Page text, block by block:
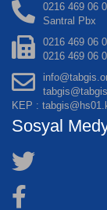
0216 469 06
Santral Pbx
0216 469 06
0216 469 06
KEP :
Sosyal